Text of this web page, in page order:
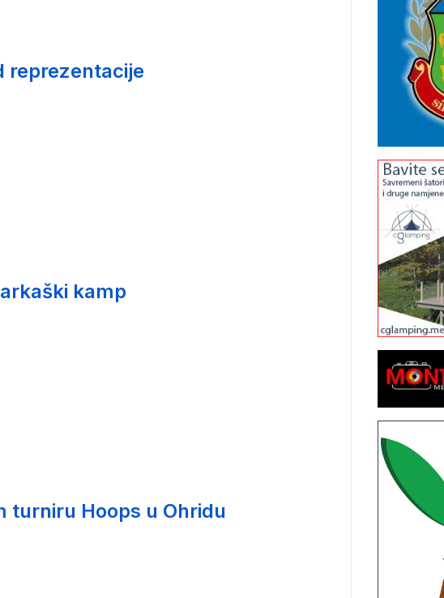
reprezentacije
kamp
turniru Hoops u Ohridu